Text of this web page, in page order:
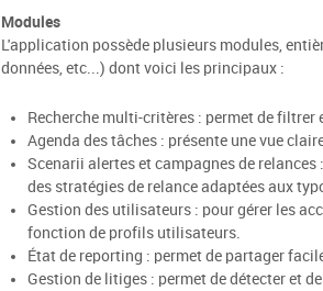
Modules
L'application possède plusieurs modules,
données, etc...) dont voici les principaux :
Recherche multi-critères : permet de filtrer
Agenda des tâches : présente une vue
Scenarii alertes et campagnes de
des stratégies de relance adaptées aux
Gestion des utilisateurs : pour gérer les
fonction de profils utilisateurs.
État de reporting : permet de partager
Gestion de litiges : permet de détecter et